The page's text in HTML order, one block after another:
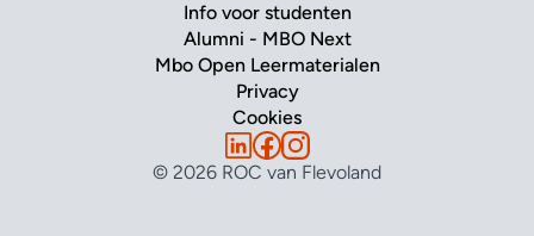
Info voor studenten
Alumni - MBO Next
Mbo Open Leermaterialen
Privacy
Cookies
© 2026 ROC van Flevoland